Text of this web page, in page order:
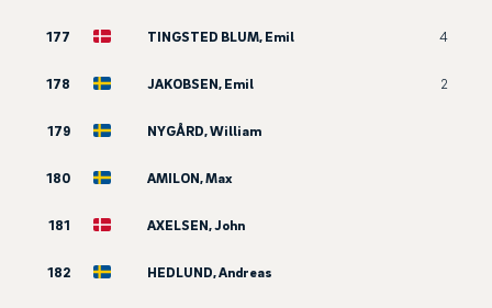
177 TINGSTED BLUM, Emil 4
178 JAKOBSEN, Emil 2
179 NYGÅRD, William
180 AMILON, Max
181 AXELSEN, John
182 HEDLUND, Andreas